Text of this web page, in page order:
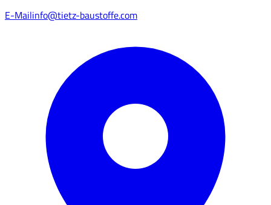
E-Mailinfo@tietz-baustoffe.com